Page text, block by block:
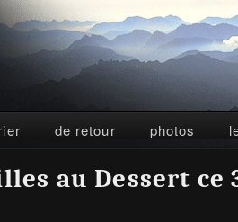
de retour photos
au Dessert ce